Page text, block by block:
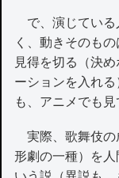
で、演じている
く、動きそのも
見得を切る（決
ーションを入れ
も、アニメでも
実際、歌舞伎の
形劇の一種）を